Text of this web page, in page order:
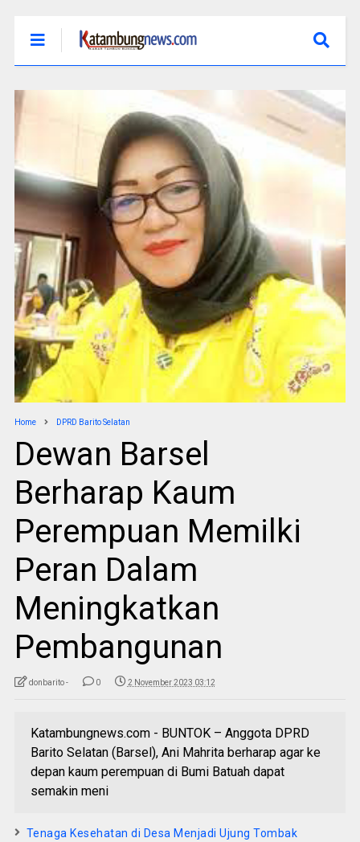
Home DPRD Barito Selatan
Dewan Barsel
Berharap Kaum
Perempuan Memilki
Peran Dalam
Meningkatkan
Pembangunan
donbarito - 0 2 November 2023 03:12
Katambungnews.com - BUNTOK – Anggota DPRD
Barito Selatan (Barsel), Ani Mahrita berharap agar ke
depan kaum perempuan di Bumi Batuah dapat
semakin meni
Tenaga Kesehatan di Desa Menjadi Ujung Tombak